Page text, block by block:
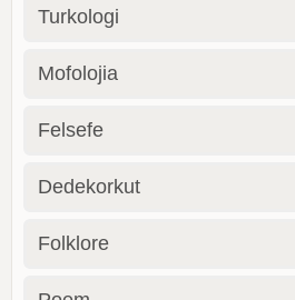
Turkologi
Mofolojia
Felsefe
Dedekorkut
Folklore